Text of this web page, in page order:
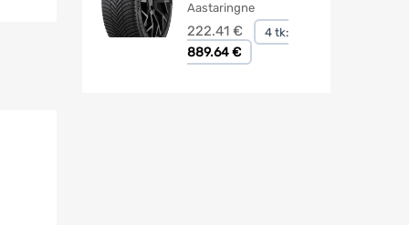
Aastaringne
222.41 € 4 tk:
889.64 €